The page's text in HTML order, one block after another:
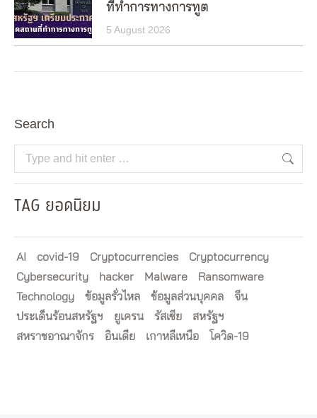
ที่ทำการทางการทูต
5 August 2026
Search
Search:
TAG ยอดนิยม
AI covid-19 Cryptocurrencies
Cryptocurrency
Cybersecurity
hacker Malware
Ransomware
Technology
ข้อมูลรั่วไหล ข้อมูลส่วนบุคคล
จีน
ประเด็นร้อนสหรัฐฯ
ยูเครน รัสเซีย
สหรัฐฯ
สหราชอาณาจักร
อินเดีย เกาหลีเหนือ โควิด-19